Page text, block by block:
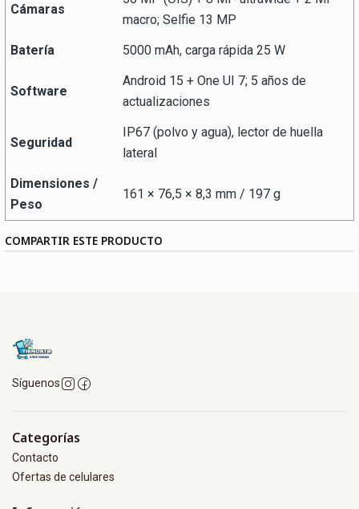
Cámaras
macro; Selfie 13 MP
Batería
5000 mAh, carga rápida 25 W
Software
Android 15 + One UI 7; 5 años de
actualizaciones
Seguridad
IP67 (polvo y agua), lector de huella
lateral
Dimensiones /
Peso
161 × 76,5 × 8,3 mm / 197 g
COMPARTIR ESTE PRODUCTO
Síguenos
Categorías
Contacto
Ofertas de celulares